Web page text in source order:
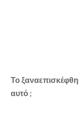
Το
αυτό ;